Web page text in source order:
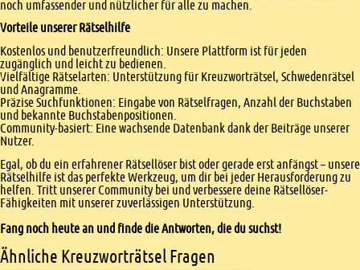
noch umfassender und nützlicher für alle zu machen.
Vorteile unserer Rätselhilfe
Kostenlos und benutzerfreundlich: Unsere Plattform ist für jeden
zugänglich und leicht zu bedienen.
Vielfältige Rätselarten: Unterstützung für Kreuzworträtsel, Schwedenrätsel
und Anagramme.
Präzise Suchfunktionen: Eingabe von Rätselfragen, Anzahl der Buchstaben
und bekannte Buchstabenpositionen.
Community-basiert: Eine wachsende Datenbank dank der Beiträge unserer
Nutzer.
Egal, ob du ein erfahrener Rätsellöser bist oder gerade erst anfängst – unsere
Rätselhilfe ist das perfekte Werkzeug, um dir bei jeder Herausforderung zu
helfen. Tritt unserer Community bei und verbessere deine Rätsellöser-
Fähigkeiten mit unserer zuverlässigen Unterstützung.
Fang noch heute an und finde die Antworten, die du suchst!
Ähnliche Kreuzworträtsel Fragen